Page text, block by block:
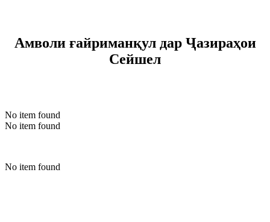
Амволи ғайриманқул дар Ҷазираҳои
Сейшел
No item found
No item found
No item found